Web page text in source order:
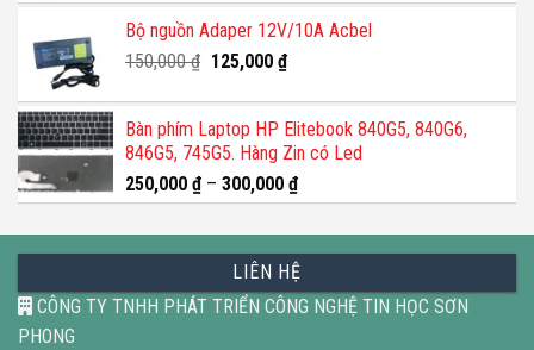
30,000 ₫.là:
25,000 ₫.
Bộ nguồn Adaper 12V/10A Acbel
150,000₫ Giá
150,000 ₫.
125,000 ₫Giá
là:
125,000 ₫.
Bàn phím Laptop HP Elitebook 840G5, 840G6,
846G5, 745G5. Hàng Zin có Led
250,000 ₫– 300,000 ₫
LIÊN HỆ
CÔNG TY TNHH PHÁT TRIỂN CÔNG NGHỆ TIN HỌC SƠN
PHONG